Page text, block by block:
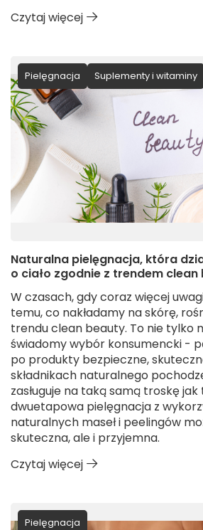
Czytaj więcej
Pielęgnacja Suplementy i witaminy
Naturalna pielęgnacja, która
o ciało zgodnie z trendem clean
W czasach, gdy coraz więcej
temu, co nakładamy na skórę,
trendu clean beauty. To nie tylko
świadomy wybór konsumencki -
po produkty bezpieczne,
składnikach naturalnego
zasługuje na taką samą troskę jak
dwuetapowa pielęgnacja z
naturalnych maseł i peelingów
skuteczna, ale i przyjemna.
Czytaj więcej
Pielęgnacja